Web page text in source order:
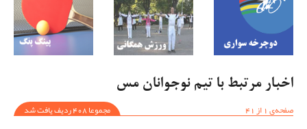
اخبار مرتبط با تیم نوجوانان مس
صفحه‌ی 1 از 41
مجموعا 408 ردیف یافت شد